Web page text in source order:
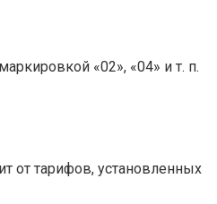
«02», «04» и т. п.
от тарифов, установленных